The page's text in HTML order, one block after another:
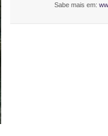
Sabe mais em: